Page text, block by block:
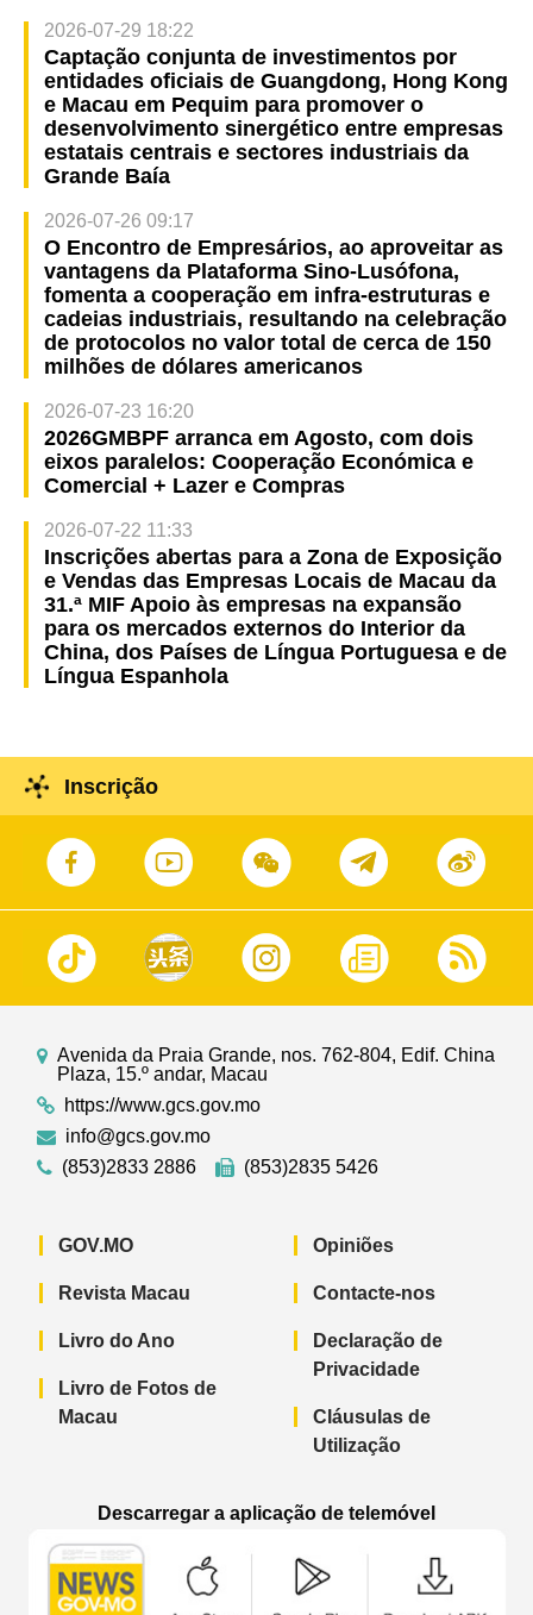
2026-07-29 18:22
Captação conjunta de investimentos por
entidades oficiais de Guangdong, Hong Kong
e Macau em Pequim para promover o
desenvolvimento sinergético entre empresas
estatais centrais e sectores industriais da
Grande Baía
2026-07-26 09:17
O Encontro de Empresários, ao aproveitar as
vantagens da Plataforma Sino-Lusófona,
fomenta a cooperação em infra-estruturas e
cadeias industriais, resultando na celebração
de protocolos no valor total de cerca de 150
milhões de dólares americanos
2026-07-23 16:20
2026GMBPF arranca em Agosto, com dois
eixos paralelos: Cooperação Económica e
Comercial + Lazer e Compras
2026-07-22 11:33
Inscrições abertas para a Zona de Exposição
e Vendas das Empresas Locais de Macau da
31.ª MIF Apoio às empresas na expansão
para os mercados externos do Interior da
China, dos Países de Língua Portuguesa e de
Língua Espanhola
Inscrição
Avenida da Praia Grande, nos. 762-804, Edif. China
Plaza, 15.º andar, Macau
https://www.gcs.gov.mo
info@gcs.gov.mo
(853)2833 2886
(853)2835 5426
GOV.MO
Revista Macau
Livro do Ano
Livro de Fotos de
Macau
Opiniões
Contacte-nos
Declaração de
Privacidade
Cláusulas de
Utilização
Descarregar a aplicação de telemóvel